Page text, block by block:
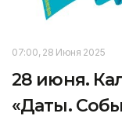
07:00, 28 Июня 2025
28 июня.
«Даты.